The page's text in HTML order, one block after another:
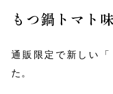
もつ鍋トマト
通販限定で新しい
た。